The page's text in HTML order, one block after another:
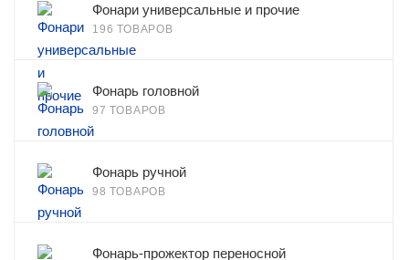
Фонари универсальные и прочие
196 ТОВАРОВ
Фонарь головной
97 ТОВАРОВ
Фонарь ручной
98 ТОВАРОВ
Фонарь-прожектор переносной